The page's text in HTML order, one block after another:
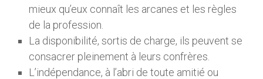
mieux qu’eux connaît les arcanes et les règles
de la profession.
La disponibilité, sortis de charge, ils peuvent se
consacrer pleinement à leurs confrères.
L’indépendance, à l’abri de toute amitié ou